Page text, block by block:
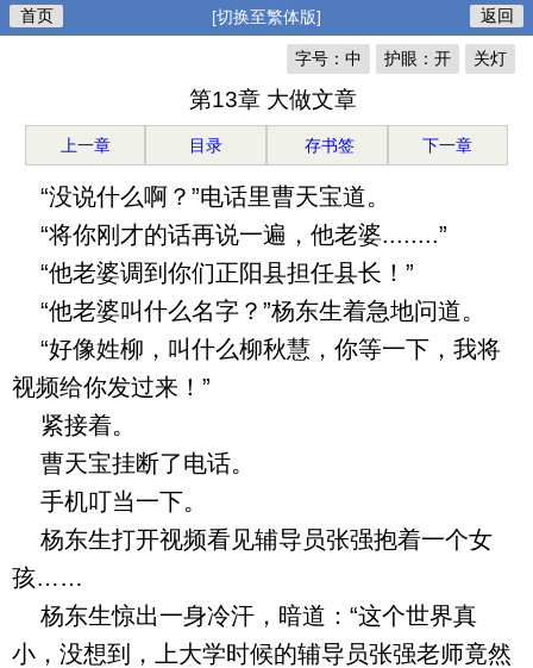
首页 [切换至繁体版] 返回
关灯
护眼：开
字号：中
第13章 大做文章
上一章 目录 存书签 下一章
“没说什么啊？”电话里曹天宝道。
“将你刚才的话再说一遍，他老婆........”
“他老婆调到你们正阳县担任县长！”
“他老婆叫什么名字？”杨东生着急地问道。
“好像姓柳，叫什么柳秋慧，你等一下，我将
视频给你发过来！”
紧接着。
曹天宝挂断了电话。
手机叮当一下。
杨东生打开视频看见辅导员张强抱着一个女
孩……
杨东生惊出一身冷汗，暗道：“这个世界真
小，没想到，上大学时候的辅导员张强老师竟然